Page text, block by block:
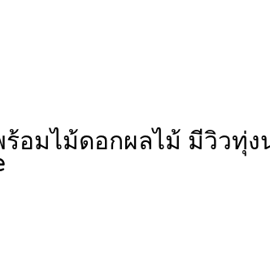
มไม้ดอกผลไม้ มีวิวทุ่ง